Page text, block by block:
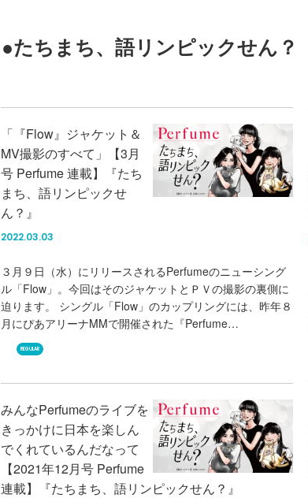
●たちまち、語リンピックせん？
「『Flow』ジャケット＆
MV撮影のすべて」【3月
号 Perfume 連載】『たち
まち、語リンピックせ
ん？』
2022.03.03
３月９日（水）にリリースされるPerfumeのニューシング
ル「Flow」。今回はそのジャケットとＰＶの撮影の裏側に
迫ります。 シングル「Flow」のカップリングには、昨年８
月にぴあアリーナMMで開催された『Perfume…
REGULAR
みんなPerfumeのライブを
きっかけに日本を楽しん
でくれているんだなって
【2021年12月号 Perfume
連載】『たちまち、語リンピックせん？』